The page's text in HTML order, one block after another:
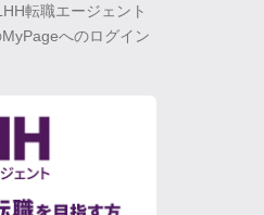
転職エージェント
へのログイン